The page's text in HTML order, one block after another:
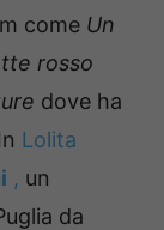
come Un
rosso
dove ha
Lolita
, un
da